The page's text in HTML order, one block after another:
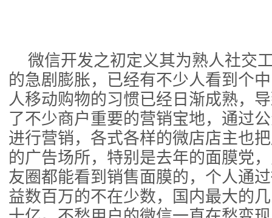
微信开发之初定义其为熟人社交
的急剧膨胀，已经有不少人看到个
人移动购物的习惯已经日渐成熟，
了不少商户重要的营销宝地，通过
进行营销，各式各样的微店店主也
的广告场所，特别是去年的面膜党
友圈都能看到销售面膜的，个人通
益数百万的不在少数，国内最大的